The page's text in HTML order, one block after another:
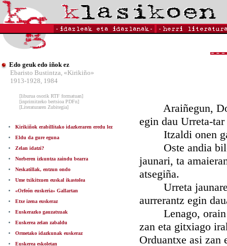
Edo geuk edo iñok ez
Ebaristo Bustintza, «Kirikiño»
1913-1928, 1984
[liburua osorik RTF formatuan]
[inprimitzeko bertsioa PDFn]
[Literaturaren Zubitegia]
Kirikiñok erabillitako idazkeraren eredu lez
Eldu da gure eguna
Zelan idatzi?
Norberen izkuntza zaindu bearra
Neskatillak, entzun ondo
Ume txikitxuen euskal ikastolea
«Orfeón euskeria» Gallartan
Etxe izena euskeraz
Euskerazko gauzatxuak
Euskerea zelan zabaldu
Ormetako idazkunak euskeraz
Euskerea eskoletan
Araiñegun,
egin dau Urreta-
Itzaldi onen
Oste andia
jaunari, ta
atsegiña.
Urreta jaunaren
aurrerantz egin
Lenago, orain
zan eta gitxiago
Orduantxe asi zan